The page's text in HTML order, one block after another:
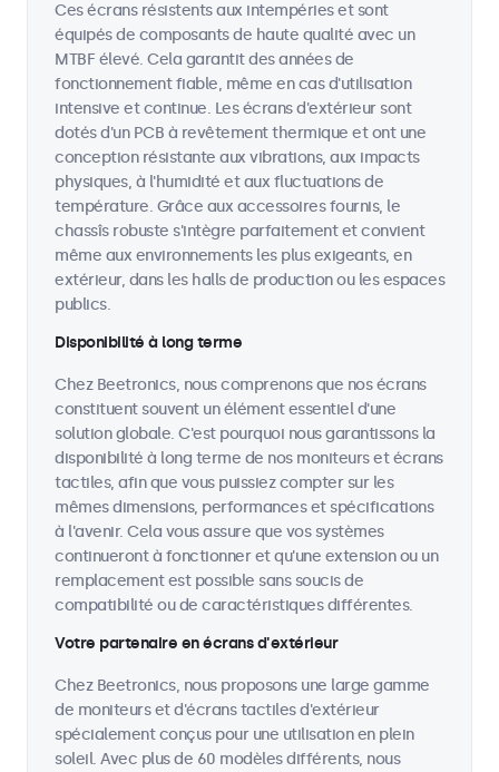
Ces écrans résistents aux intempéries et sont
équipés de composants de haute qualité avec un
MTBF élevé. Cela garantit des années de
fonctionnement fiable, même en cas d'utilisation
intensive et continue. Les écrans d'extérieur sont
dotés d'un PCB à revêtement thermique et ont une
conception résistante aux vibrations, aux impacts
physiques, à l'humidité et aux fluctuations de
température. Grâce aux accessoires fournis, le
chassîs robuste s'intègre parfaitement et convient
même aux environnements les plus exigeants, en
extérieur, dans les halls de production ou les espaces
publics.
Disponibilité à long terme
Chez Beetronics, nous comprenons que nos écrans
constituent souvent un élément essentiel d'une
solution globale. C'est pourquoi nous garantissons la
disponibilité à long terme de nos moniteurs et écrans
tactiles, afin que vous puissiez compter sur les
mêmes dimensions, performances et spécifications
à l'avenir. Cela vous assure que vos systèmes
continueront à fonctionner et qu'une extension ou un
remplacement est possible sans soucis de
compatibilité ou de caractéristiques différentes.
Votre partenaire en écrans d'extérieur
Chez Beetronics, nous proposons une large gamme
de moniteurs et d'écrans tactiles d'extérieur
spécialement conçus pour une utilisation en plein
soleil. Avec plus de 60 modèles différents, nous